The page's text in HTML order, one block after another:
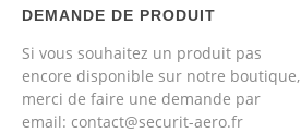
DEMANDE DE PRODUIT
Si vous souhaitez un produit pas
encore disponible sur notre boutique,
merci de faire une demande par
email: contact@securit-aero.fr